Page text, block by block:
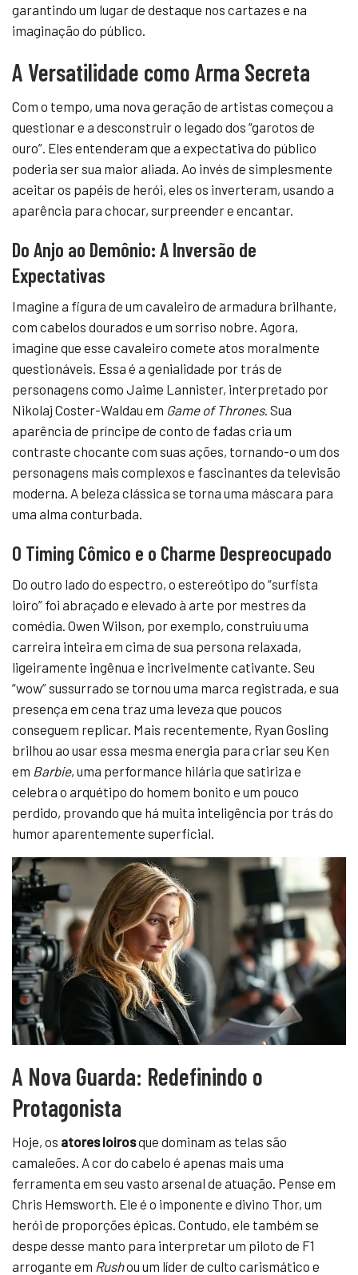
garantindo um lugar de destaque nos cartazes e na
imaginação do público.
A Versatilidade como Arma Secreta
Com o tempo, uma nova geração de artistas começou a
questionar e a desconstruir o legado dos “garotos de
ouro”. Eles entenderam que a expectativa do público
poderia ser sua maior aliada. Ao invés de simplesmente
aceitar os papéis de herói, eles os inverteram, usando a
aparência para chocar, surpreender e encantar.
Do Anjo ao Demônio: A Inversão de
Expectativas
Imagine a figura de um cavaleiro de armadura brilhante,
com cabelos dourados e um sorriso nobre. Agora,
imagine que esse cavaleiro comete atos moralmente
questionáveis. Essa é a genialidade por trás de
personagens como Jaime Lannister, interpretado por
Nikolaj Coster-Waldau em Game of Thrones. Sua
aparência de príncipe de conto de fadas cria um
contraste chocante com suas ações, tornando-o um dos
personagens mais complexos e fascinantes da televisão
moderna. A beleza clássica se torna uma máscara para
uma alma conturbada.
O Timing Cômico e o Charme Despreocupado
Do outro lado do espectro, o estereótipo do “surfista
loiro” foi abraçado e elevado à arte por mestres da
comédia. Owen Wilson, por exemplo, construiu uma
carreira inteira em cima de sua persona relaxada,
ligeiramente ingênua e incrivelmente cativante. Seu
“wow” sussurrado se tornou uma marca registrada, e sua
presença em cena traz uma leveza que poucos
conseguem replicar. Mais recentemente, Ryan Gosling
brilhou ao usar essa mesma energia para criar seu Ken
em Barbie, uma performance hilária que satiriza e
celebra o arquétipo do homem bonito e um pouco
perdido, provando que há muita inteligência por trás do
humor aparentemente superficial.
A Nova Guarda: Redefinindo o
Protagonista
Hoje, os atores loirosque dominam as telas são
camaleões. A cor do cabelo é apenas mais uma
ferramenta em seu vasto arsenal de atuação. Pense em
Chris Hemsworth. Ele é o imponente e divino Thor, um
herói de proporções épicas. Contudo, ele também se
despe desse manto para interpretar um piloto de F1
arrogante em Rushou um líder de culto carismático e